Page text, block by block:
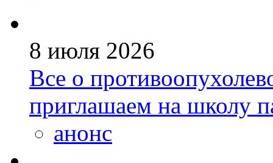
8 июля 2026
Все о
приглашаем на школу
анонс